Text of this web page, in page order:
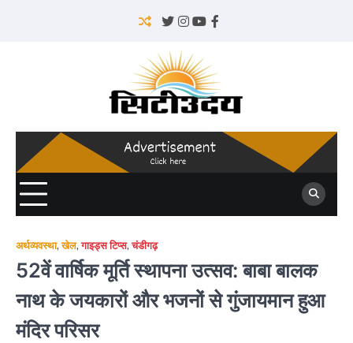
Twitter
Instagram
YouTube
Facebook
अर्थव्यवस्था,खेल,गाइड्स टिप्स,चंडीगढ़
52वें वार्षिक मूर्ति स्थापना उत्सव: बाबा बालक
नाथ के जयकारों और भजनों से गुंजायमान हुआ
मंदिर परिसर